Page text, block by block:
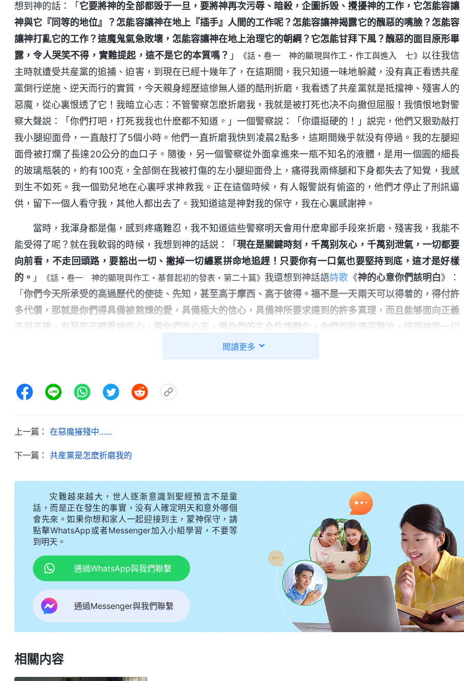
想到神的話：「 它要將神的全部都毁于一旦，要將神再次污辱、暗殺，企圖拆毁、攪擾神的工作，它怎能容讓
神與它『同等的地位』？怎能容讓神在地上『插手』人間的工作呢？怎能容讓神揭露它的醜惡的嘴臉？怎能容
讓神打亂它的工作？這魔鬼氣急敗壞，怎能容讓神在地上治理它的朝綱？它怎能甘拜下風？醜惡的面目原形畢
露，令人哭笑不得，實難提起，這不是它的本質嗎？ 」 《話・卷一 神的顯現與作工・作工與進入 七》以往我信
主時就遭受共産黨的追捕、迫害，到現在已經十幾年了，在這期間，我只知道一味地躲藏，没有真正看透共産
黨倒行逆施、逆天而行的實質，今天親身經歷這慘無人道的酷刑折磨，我看透了共産黨就是抵擋神、殘害人的
惡魔，從心裏恨透了它！我暗立心志：不管警察怎麽折磨我，我就是被打死也决不向撒但屈服！我憤恨地對警
察大聲説：「你們打吧，打死我我也什麽都不知道。」一個警察説：「你還挺硬的！」説完，他們又狠勁敲打
我小腿迎面骨，一直敲打了5個小時。他們一直折磨我快到凌晨2點多，這期間幾乎就没有停過。我的左腿迎
面骨被打爛了長達20公分的血口子。隨後，另一個警察從外面拿進來一瓶不知名的液體，是用一個圓的細長
的玻璃瓶裝的，約有100克，全部倒在我被打傷的左小腿迎面骨上，痛得我兩條腿和下身都失去了知覺，我感
到生不如死。我一個勁兒地在心裏呼求神救我。正在這個時候，有人報警説有偷盗的，他們才停止了刑訊逼
供，留下一個人看守我，其他人都出去了。我知道這是神對我的保守，我在心裏感謝神。
當時，我渾身都是傷，感到疼痛難忍，我不知道這些警察明天會用什麽卑鄙手段來折磨、殘害我，我能不
能受得了呢？就在我軟弱的時候，我想到神的話説：「 現在是關鍵時刻，千萬别灰心，千萬别泄氣，一切都要
向前看，不走回頭路，要豁出一切、撇掉一切纏累拼命地追趕！只要你有一口氣也要堅持到底，這才是好樣
的。 」 《話・卷一 神的顯現與作工・基督起初的發表・第二十篇》 我還想到神話語詩歌 《神的心意你們該明白》：
「你們今天所承受的高過歷代的使徒、先知，甚至高于摩西、高于彼得。福不是一天兩天可以得着的，得付許
多代價，那就是你們得具備被熬煉的愛，具備極大的信心，具備神所要求達到的許多真理，而且能够面向正義
不屈不撓，有至死不變愛神的心，需你們的心志，需你們的生命性情變化，你們的敗壞得醫治，接受神的一切
擺布，不埋怨，甚至能順服至死，這是你們該達到的，是神作工的最終目的，是神對這班人的要求。……
一點信心？一直以來，我總認為自己經受共産黨多年的追捕，雖然受了很多苦，但還一直堅持盡本分，覺得我
政權迫害的時候，甘願為神倒釘十字架，能豁出性命為神作出剛强響亮的見證。我願意效法彼得，就算被判刑
經失去了知覺，不能走路了。到了上午10點多，一個警察對我説：「只要你把信神的事交代清楚就可以了。你
上有老下有小，要是被判個一年兩年能有好嗎？説還是不説，自己好好想想吧！」我意識到這是撒但的詭計。
警察利用家人、情感引誘我背叛神，我决不會讓他的詭計得逞，于是我就没搭理他。見我不説，一個警察就走
到我跟前猛扇了我兩個耳光，我只覺得頭一矇，臉上火辣辣的。他們問了我大概半小時左右也没問出什麽，就
都出去了，只留下我一個人銬在鐵椅子上。到了晚上8點多左右，家人找人托關係，花了6000元才把我保釋出
來。臨走前，警察就威脅我：「出去後，不准説腿上的傷是我們打的，如果有人問派出所的人打没打你，你就
説没有，你的腿是自己磕碰的！」他們又讓我照他們的話學説一遍，録下來才放我走。我心裏特别憤恨：共産
黨為了掩蓋它殘害人的事實，强逼我歪曲事實説話，真是太卑鄙無耻了！
回到家後的第二天，我就起不了床，腿也動不了。我在家裏打了一個星期的吊瓶，半個月後胸口還痛得不
血導致的。大概一個月左右的時間，我的腿才能拄着拐杖慢慢地走，但只能站着，還不能打彎。經歷了這次的
閲讀更多
上一篇： 在惡魔摧殘中……
下一篇： 共産黨是怎麽折磨我的
灾難越來越大，世人逐漸意識到聖經預言不是童
話，而是正在發生的事實，没有人確定明天和意外哪個
會先來。如果你想和家人一起迎接到主，蒙神保守，請
點擊WhatsApp或者Messenger加入小組學習，不要等
到明天。
通過WhatsApp與我們聯繫
通過Messenger與我們聯繫
相關内容